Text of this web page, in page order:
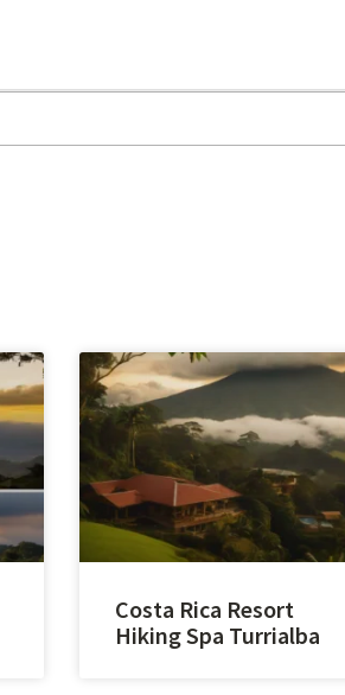
Costa Rica Resort
Hiking Spa Turrialba